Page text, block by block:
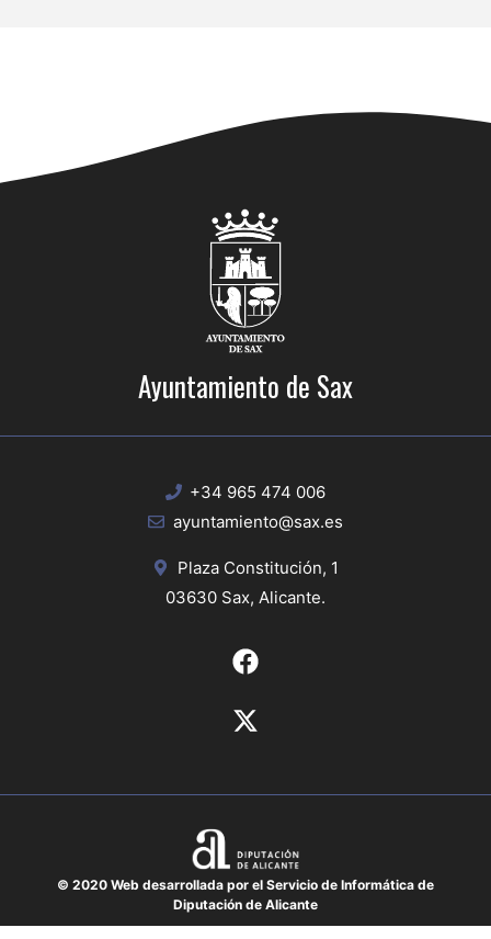
Ayuntamiento de Sax
+34 965 474 006
ayuntamiento@sax.es
Plaza Constitución, 1
03630 Sax, Alicante.
© 2020 Web desarrollada por el Servicio de Informática de
Diputación de Alicante